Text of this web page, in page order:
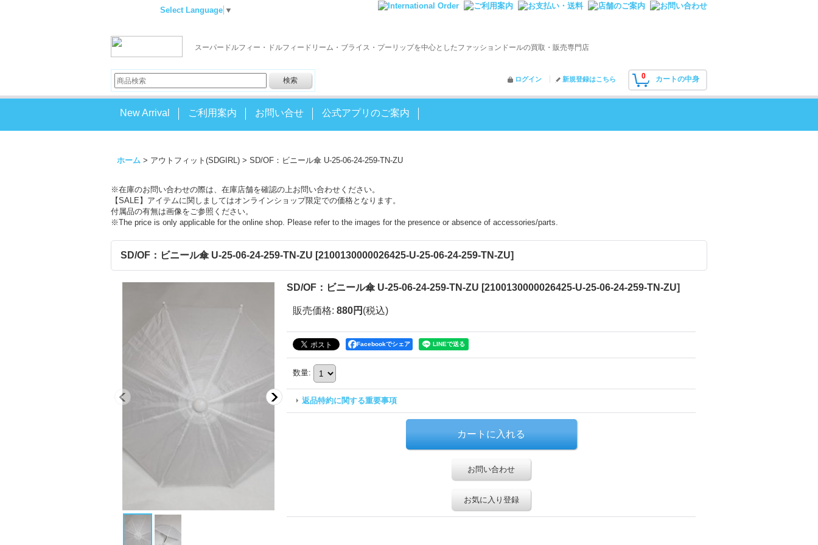
Select Language ▼
スーパードルフィー・ドルフィードリーム・ブライス・プーリップを中心としたファッションドールの買取・販売専門店
0 カートの中身
ログイン 新規登録はこちら
New Arrival ご利用案内 お問い合せ 公式アプリのご案内
ホーム > アウトフィット(SDGIRL) > SD/OF：ビニール傘 U-25-06-24-259-TN-ZU
※在庫のお問い合わせの際は、在庫店舗を確認の上お問い合わせください。
【SALE】アイテムに関しましてはオンラインショップ限定での価格となります。
付属品の有無は画像をご参照ください。
※The price is only applicable for the online shop. Please refer to the images for the presence or absence of accessories/parts.
SD/OF：ビニール傘 U-25-06-24-259-TN-ZU [2100130000026425-U-25-06-24-259-TN-ZU]
SD/OF：ビニール傘 U-25-06-24-259-TN-ZU [2100130000026425-U-25-06-24-259-TN-ZU]
販売価格: 880円 (税込)
Facebookでシェア
数量:
返品特約に関する重要事項
お問い合わせ
お気に入り登録